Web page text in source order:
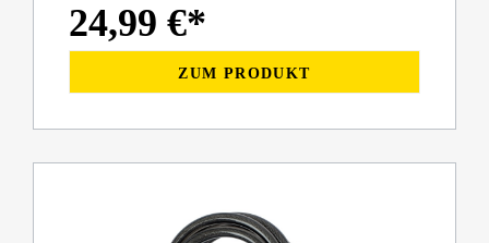
24,99 €*
ZUM PRODUKT